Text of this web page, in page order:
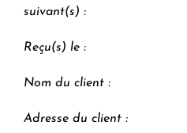
suivant(s) :
Reçu(s) le :
Nom du client :
Adresse du client :